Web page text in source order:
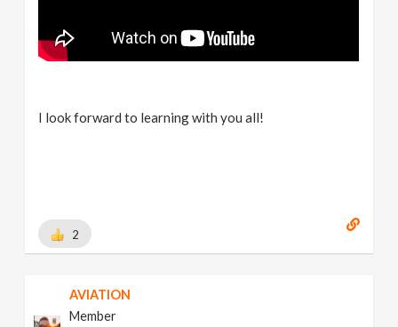
I look forward to learning with you all!
2
AVIATION
Member